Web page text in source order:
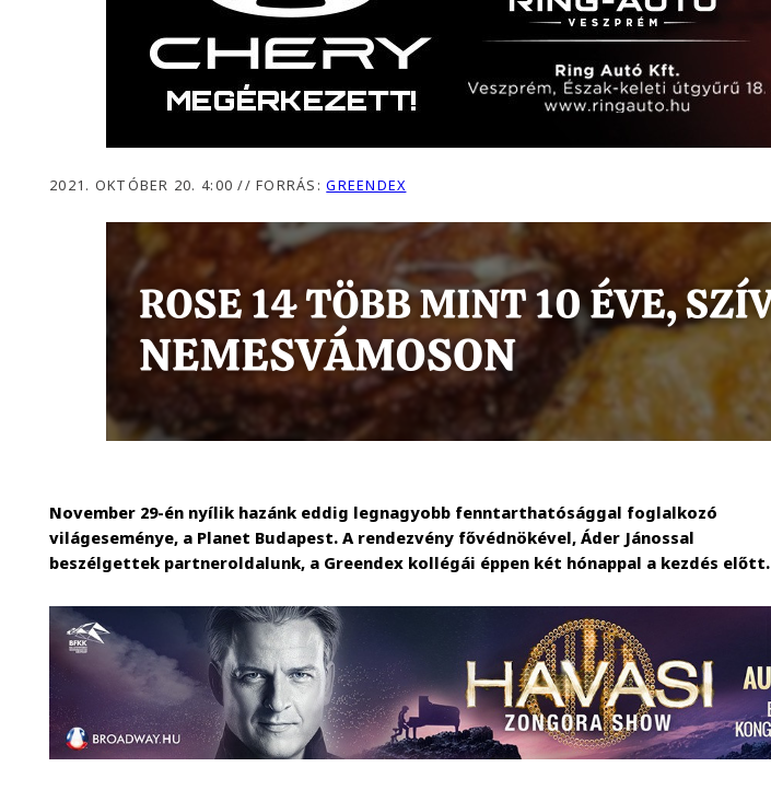
2021. OKTÓBER 20. 4:00// FORRÁS:GREENDEX
November 29-én nyílik hazánk eddig legnagyobb fenntarthatósággal foglalkozó
világeseménye, a Planet Budapest. A rendezvény fővédnökével, Áder Jánossal
beszélgettek partneroldalunk, a Greendex kollégái éppen két hónappal a kezdés előtt.